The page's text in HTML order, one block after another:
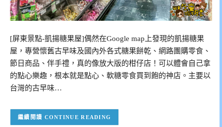
[屏東景點-凱揚糖果屋]偶然在Google map上發現的凱揚糖果
屋，專營懷舊古早味及國內外各式糖果餅乾、網路團購零食、
節日商品、伴手禮，真的像放大版的柑仔店！可以體會自己拿
的點心樂趣，根本就是點心、軟糖零食買到飽的神店。主要以
台灣的古早味…
CONTINUE READING